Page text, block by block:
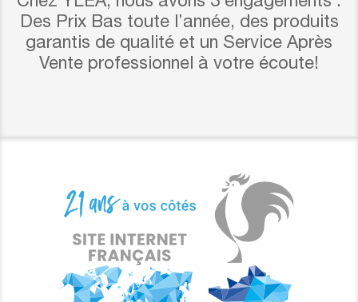
Des Prix Bas toute l’année, des produits
garantis de qualité et un Service Après
Vente professionnel à votre écoute!